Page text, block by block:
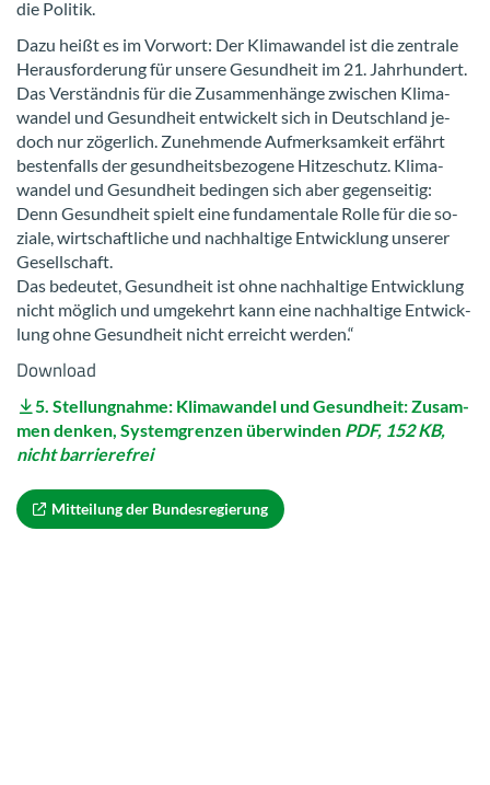
die Po­li­tik.
Dazu heißt es im Vor­wort: Der Kli­ma­wan­del ist die zen­tra­le
Her­aus­for­de­rung für un­se­re Ge­sund­heit im 21. Jahr­hun­dert.
Das Ver­ständ­nis für die Zu­sam­men­hän­ge zwi­schen Kli­ma­
wan­del und Ge­sund­heit ent­wi­ckelt sich in Deutsch­land je­
doch nur zö­ger­lich. Zu­neh­men­de Auf­merk­sam­keit er­fährt
bes­ten­falls der ge­sund­heits­be­zo­ge­ne Hit­ze­schutz. Kli­ma­
wan­del und Ge­sund­heit be­din­gen sich aber ge­gen­sei­tig:
Denn Ge­sund­heit spielt eine fun­da­men­ta­le Rolle für die so­
zia­le, wirt­schaft­li­che und nach­hal­ti­ge Ent­wick­lung un­se­rer
Ge­sell­schaft.
Das be­deu­tet, Ge­sund­heit ist ohne nach­hal­ti­ge Ent­wick­lung
nicht mög­lich und um­ge­kehrt kann eine nach­hal­ti­ge Ent­wick­
lung ohne Ge­sund­heit nicht er­reicht wer­den.“
Down­load
5. Stel­lung­nah­me: Kli­ma­wan­del und Ge­sund­heit: Zu­sam­
men den­ken, Sys­tem­gren­zen über­win­den PDF, 152 KB,
nicht bar­rie­re­frei
Mit­tei­lung der Bun­des­re­gie­rung